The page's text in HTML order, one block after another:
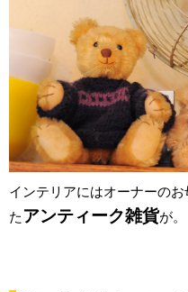
インテリアにはオーナーの
たアンティーク雑貨が。